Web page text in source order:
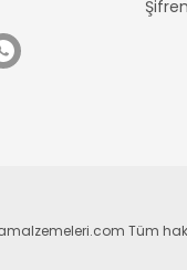
Tüm